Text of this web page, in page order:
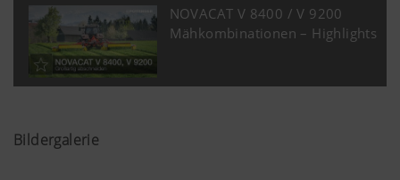
NOVACAT V 8400 / V 9200
Mähkombinationen – Highlights
Bildergalerie